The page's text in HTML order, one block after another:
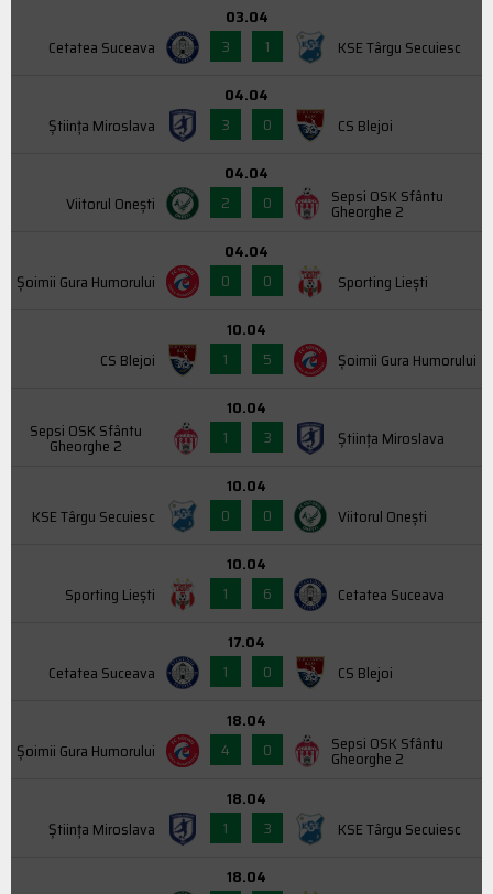
Cetatea Suceava
03.04
3
1 KSE Târgu Secuiesc
Știința Miroslava
04.04
3
0 CS Blejoi
Viitorul Onești
04.04
2
0 Sepsi OSK Sfântu
Gheorghe 2
Şoimii Gura Humorului
04.04
0
0 Sporting Liești
CS Blejoi
10.04
1
5 Şoimii Gura Humorului
Sepsi OSK Sfântu
Gheorghe 2
10.04
1
3 Știința Miroslava
KSE Târgu Secuiesc
10.04
0
0 Viitorul Onești
Sporting Liești
10.04
1
6 Cetatea Suceava
Cetatea Suceava
17.04
1
0 CS Blejoi
Şoimii Gura Humorului
18.04
4
0 Sepsi OSK Sfântu
Gheorghe 2
Știința Miroslava
18.04
1
3
KSE Târgu Secuiesc
18.04